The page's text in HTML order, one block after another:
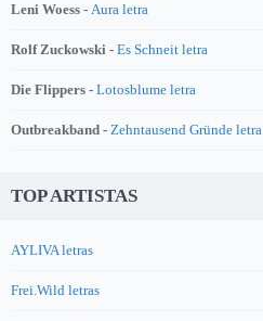
Leni Woess - Aura letra
Rolf Zuckowski - Es Schneit letra
Die Flippers - Lotosblume letra
Outbreakband - Zehntausend Gründe letra
TOP ARTISTAS
AYLIVA letras
Frei.Wild letras